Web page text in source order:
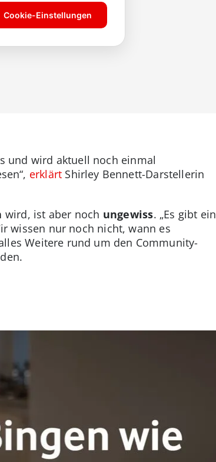
und wird aktuell noch einmal
erklärt Shirley Bennett-Darstellerin
wird, ist aber noch ungewiss. „Es gibt ein
wissen nur noch nicht, wann es
Weitere rund um den Community-